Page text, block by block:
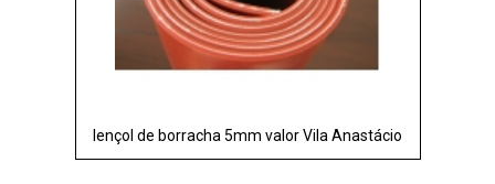
lençol de borracha 5mm valor Vila Anastácio